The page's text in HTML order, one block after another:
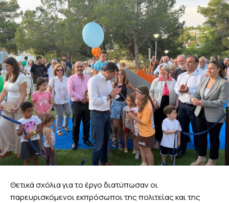
Θετικά σχόλια για το έργο διατύπωσαν οι
παρευρισκόμενοι εκπρόσωποι της πολιτείας και της